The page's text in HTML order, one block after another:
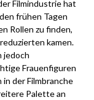
Filmindustrie hat
frühen Tagen
Rollen zu finden,
kamen.
jedoch
Frauenfiguren
der Filmbranche
Palette an